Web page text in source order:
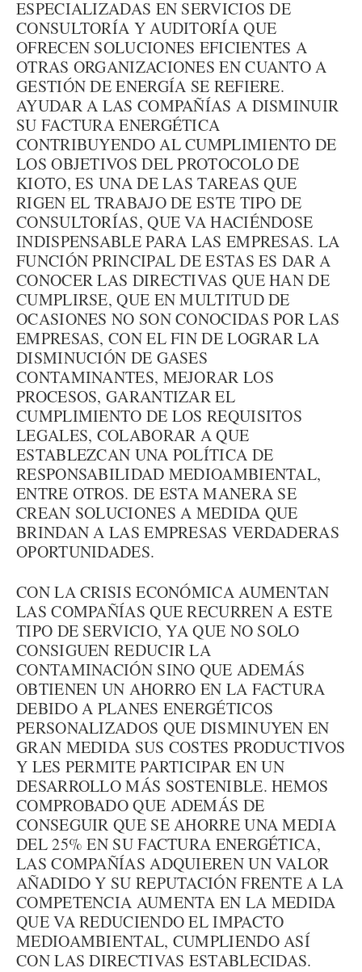
ESPECIALIZADAS EN SERVICIOS DE
CONSULTORÍA Y AUDITORÍA QUE
OFRECEN SOLUCIONES EFICIENTES A
OTRAS ORGANIZACIONES EN CUANTO A
GESTIÓN DE ENERGÍA SE REFIERE.
AYUDAR A LAS COMPAÑÍAS A DISMINUIR
SU FACTURA ENERGÉTICA
CONTRIBUYENDO AL CUMPLIMIENTO DE
LOS OBJETIVOS DEL PROTOCOLO DE
KIOTO, ES UNA DE LAS TAREAS QUE
RIGEN EL TRABAJO DE ESTE TIPO DE
CONSULTORÍAS, QUE VA HACIÉNDOSE
INDISPENSABLE PARA LAS EMPRESAS. LA
FUNCIÓN PRINCIPAL DE ESTAS ES DAR A
CONOCER LAS DIRECTIVAS QUE HAN DE
CUMPLIRSE, QUE EN MULTITUD DE
OCASIONES NO SON CONOCIDAS POR LAS
EMPRESAS, CON EL FIN DE LOGRAR LA
DISMINUCIÓN DE GASES
CONTAMINANTES, MEJORAR LOS
PROCESOS, GARANTIZAR EL
CUMPLIMIENTO DE LOS REQUISITOS
LEGALES, COLABORAR A QUE
ESTABLEZCAN UNA POLÍTICA DE
RESPONSABILIDAD MEDIOAMBIENTAL,
ENTRE OTROS. DE ESTA MANERA SE
CREAN SOLUCIONES A MEDIDA QUE
BRINDAN A LAS EMPRESAS VERDADERAS
OPORTUNIDADES.
CON LA CRISIS ECONÓMICA AUMENTAN
LAS COMPAÑÍAS QUE RECURREN A ESTE
TIPO DE SERVICIO, YA QUE NO SOLO
CONSIGUEN REDUCIR LA
CONTAMINACIÓN SINO QUE ADEMÁS
OBTIENEN UN AHORRO EN LA FACTURA
DEBIDO A PLANES ENERGÉTICOS
PERSONALIZADOS QUE DISMINUYEN EN
GRAN MEDIDA SUS COSTES PRODUCTIVOS
Y LES PERMITE PARTICIPAR EN UN
DESARROLLO MÁS SOSTENIBLE. HEMOS
COMPROBADO QUE ADEMÁS DE
CONSEGUIR QUE SE AHORRE UNA MEDIA
DEL 25% EN SU FACTURA ENERGÉTICA,
LAS COMPAÑÍAS ADQUIEREN UN VALOR
AÑADIDO Y SU REPUTACIÓN FRENTE A LA
COMPETENCIA AUMENTA EN LA MEDIDA
QUE VA REDUCIENDO EL IMPACTO
MEDIOAMBIENTAL, CUMPLIENDO ASÍ
CON LAS DIRECTIVAS ESTABLECIDAS.